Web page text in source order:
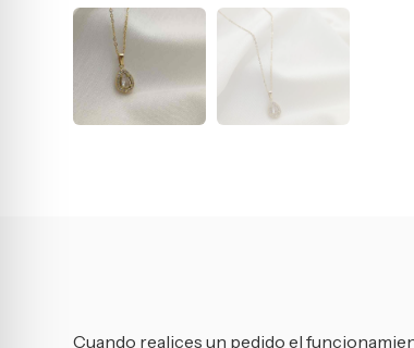
Cuando realices un pedido el